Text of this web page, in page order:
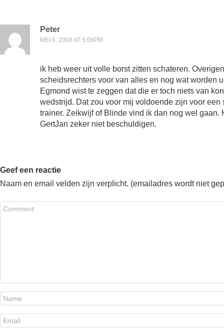
Peter
MEI 6, 2008 AT 5:06PM
ik heb weer uit volle borst zitten schateren.
scheidsrechters voor van alles en nog wat worden
Egmond wist te zeggen dat die er toch niets van
wedstrijd. Dat zou voor mij voldoende zijn voor
trainer. Zeikwijf of Blinde vind ik dan nog wel
GertJan zeker niet beschuldigen.
Geef een reactie
Naam en email velden zijn verplicht. (emailadres wordt niet